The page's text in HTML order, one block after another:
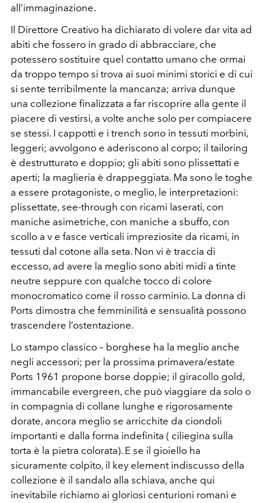
all’immaginazione.
Il Direttore Creativo ha dichiarato di volere dar vita ad
abiti che fossero in grado di abbracciare, che
potessero sostituire quel contatto umano che ormai
da troppo tempo si trova ai suoi minimi storici e di cui
si sente terribilmente la mancanza; arriva dunque
una collezione finalizzata a far riscoprire alla gente il
piacere di vestirsi, a volte anche solo per compiacere
se stessi. I cappotti e i trench sono in tessuti morbini,
leggeri; avvolgono e aderiscono al corpo; il tailoring
è destrutturato e doppio; gli abiti sono plissettati e
aperti; la maglieria è drappeggiata. Ma sono le toghe
a essere protagoniste, o meglio, le interpretazioni:
plissettate, see-through con ricami laserati, con
maniche asimetriche, con maniche a sbuffo, con
scollo a v e fasce verticali impreziosite da ricami, in
tessuti dal cotone alla seta. Non vi è traccia di
eccesso, ad avere la meglio sono abiti midi a tinte
neutre seppure con qualche tocco di colore
monocromatico come il rosso carminio. La donna di
Ports dimostra che femminilità e sensualità possono
trascendere l’ostentazione.
Lo stampo classico – borghese ha la meglio anche
negli accessori; per la prossima primavera/estate
Ports 1961 propone borse doppie; il giracollo gold,
immancabile evergreen, che può viaggiare da solo o
in compagnia di collane lunghe e rigorosamente
dorate, ancora meglio se arricchite da ciondoli
importanti e dalla forma indefinita ( ciliegina sulla
torta è la pietra colorata). E se il gioiello ha
sicuramente colpito, il key element indiscusso della
collezione è il sandalo alla schiava, anche qui
inevitabile richiamo ai gloriosi centurioni romani e